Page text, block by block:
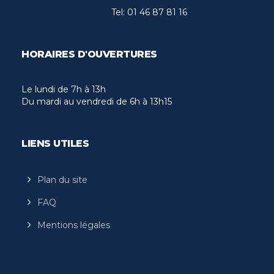
Tel: 01 46 87 81 16
HORAIRES D'OUVERTURES
Le lundi de 7h à 13h
Du mardi au vendredi de 6h à 13h15
LIENS UTILES
Plan du site
FAQ
Mentions légales